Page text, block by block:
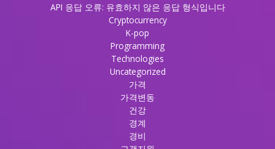
API 응답 오류: 유효하지 않은 응답 형식입니다
Cryptocurrency
K-pop
Programming
Technologies
Uncategorized
가격
가격변동
건강
경계
경비